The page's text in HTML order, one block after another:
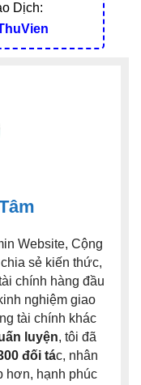
Dịch:
Website, Cộng
sẻ kiến thức,
chính hàng đầu
nghiệm giao
tài chính khác
luyện, tôi đã
đối tác, nhân
hơn, hạnh phúc